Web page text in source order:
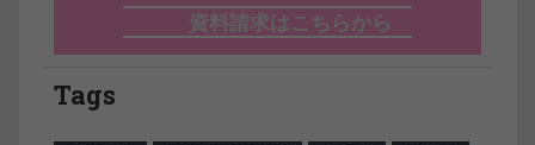
資料請求はこちらから
Tags